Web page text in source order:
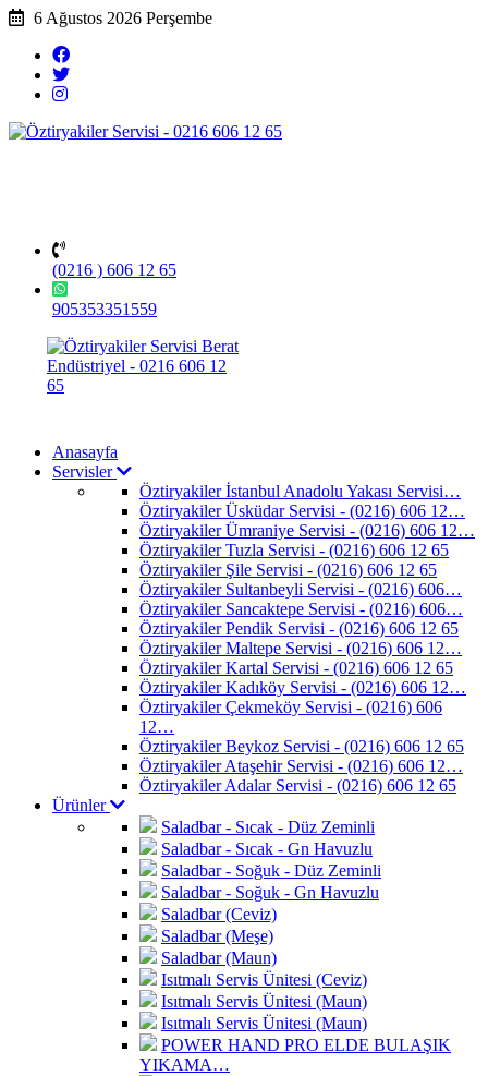
6 Ağustos 2026 Perşembe
(0216 ) 606 12 65
905353351559
Anasayfa
Servisler
Öztiryakiler İstanbul Anadolu Yakası Servisi…
Öztiryakiler Üsküdar Servisi - (0216) 606 12…
Öztiryakiler Ümraniye Servisi - (0216) 606 12…
Öztiryakiler Tuzla Servisi - (0216) 606 12 65
Öztiryakiler Şile Servisi - (0216) 606 12 65
Öztiryakiler Sultanbeyli Servisi - (0216) 606…
Öztiryakiler Sancaktepe Servisi - (0216) 606…
Öztiryakiler Pendik Servisi - (0216) 606 12 65
Öztiryakiler Maltepe Servisi - (0216) 606 12…
Öztiryakiler Kartal Servisi - (0216) 606 12 65
Öztiryakiler Kadıköy Servisi - (0216) 606 12…
Öztiryakiler Çekmeköy Servisi - (0216) 606
12…
Öztiryakiler Beykoz Servisi - (0216) 606 12 65
Öztiryakiler Ataşehir Servisi - (0216) 606 12…
Öztiryakiler Adalar Servisi - (0216) 606 12 65
Ürünler
Saladbar - Sıcak - Düz Zeminli
Saladbar - Sıcak - Gn Havuzlu
Saladbar - Soğuk - Düz Zeminli
Saladbar - Soğuk - Gn Havuzlu
Saladbar (Ceviz)
Saladbar (Meşe)
Saladbar (Maun)
Isıtmalı Servis Ünitesi (Ceviz)
Isıtmalı Servis Ünitesi (Maun)
Isıtmalı Servis Ünitesi (Maun)
POWER HAND PRO ELDE BULAŞIK
YIKAMA…